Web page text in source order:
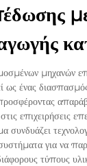
μηχανών
ως ένας
επιχειρήσεις
συνδυάζει
για να
τύπους